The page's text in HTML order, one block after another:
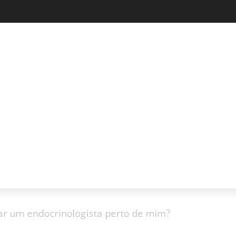
um endocrinologista perto de mim?